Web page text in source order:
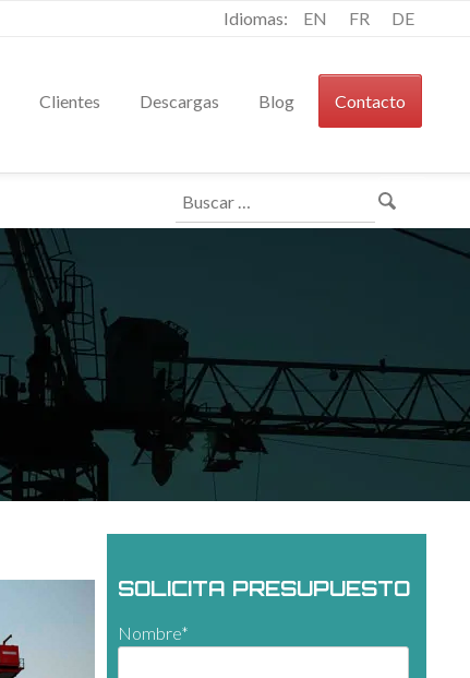
Idiomas: EN FR DE
Clientes Descargas Blog Contacto
SOLICITA PRESUPUESTO
Nombre*